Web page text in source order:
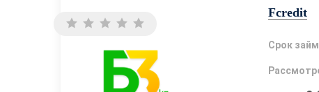
Fcredit
Срок